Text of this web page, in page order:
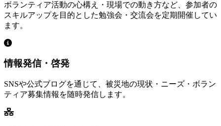
ボランティア活動の心構え・現場での動き方など、参加者の
スキルアップを目的とした勉強会・交流会を定期開催してい
ます。
情報発信・啓発
SNSや公式ブログを通じて、被災地の現状・ニーズ・ボラン
ティア募集情報を随時発信します。